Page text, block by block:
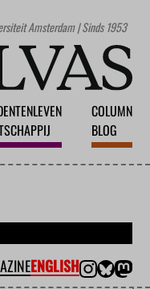
Amsterdam | Sinds 1953
COLUMN
BLOG
ENGLISH